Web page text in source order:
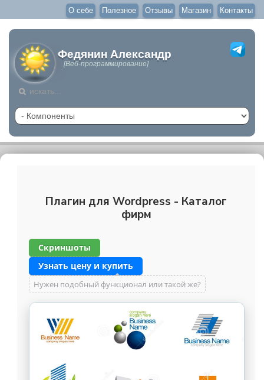
О себе Полезное Отзывы Магазин Контакты
Федянин Александр
[Веб-программирование]
Плагин для Wordpress - Каталог
фирм
Скриншоты
Узнать цену и купить
Нужен подобный функционал или такой же?